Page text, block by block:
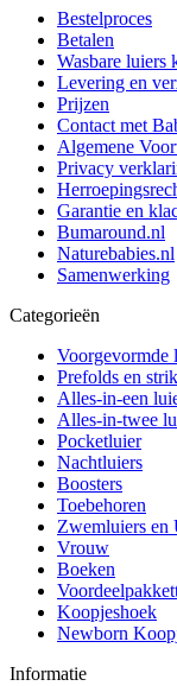
Bestelproces
Betalen
Wasbare luiers
Levering en
Prijzen
Contact met
Algemene
Privacy
Garantie en
Bumaround.nl
Naturebabies.nl
Samenwerking
Categorieën
Voorgevormde
Prefolds en
Alles-in-een
Alles-in-twee
Pocketluier
Nachtluiers
Boosters
Toebehoren
Zwemluiers
Vrouw
Boeken
Koopjeshoek
Newborn
Informatie